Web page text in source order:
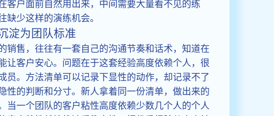
客户面前自然用出来，中间需要大量看不见的练
缺少这样的演练机会。
淀为团队标准
销售，往往有一套自己的沟通节奏和话术，知道在
让客户安心。问题在于这套经验高度依赖个人，很
员。方法清单可以记录下显性的动作，却记录不了
性的判断和分寸。新人拿着同一份清单，做出来的
当一个团队的客户粘性高度依赖少数几个人的个人